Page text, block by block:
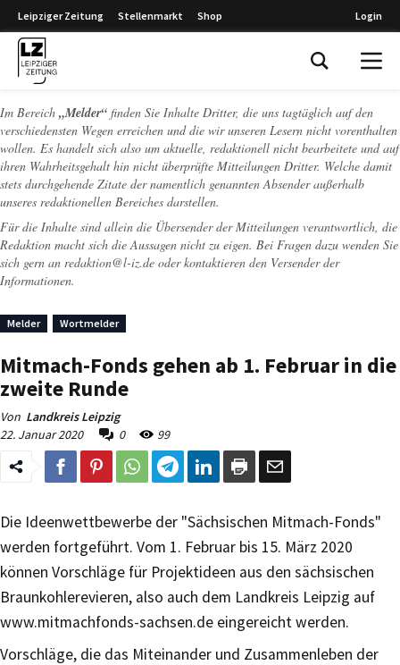
Leipziger Zeitung Stellenmarkt Shop Login
Im Bereich „Melder“ finden Sie Inhalte Dritter, die uns tagtäglich auf den
verschiedensten Wegen erreichen und die wir unseren Lesern nicht vorenthalten
wollen. Es handelt sich also um aktuelle, redaktionell nicht bearbeitete und auf
ihren Wahrheitsgehalt hin nicht überprüfte Mitteilungen Dritter. Welche damit
stets durchgehende Zitate der namentlich genannten Absender außerhalb
unseres redaktionellen Bereiches darstellen.
Für die Inhalte sind allein die Übersender der Mitteilungen verantwortlich, die
Redaktion macht sich die Aussagen nicht zu eigen. Bei Fragen dazu wenden Sie
sich gern an redaktion@l-iz.de oder kontaktieren den Versender der
Informationen.
Melder Wortmelder
Mitmach-Fonds gehen ab 1. Februar in die
zweite Runde
Von Landkreis Leipzig
22. Januar 2020
0 99
Die Ideenwettbewerbe der "Sächsischen Mitmach-Fonds"
werden fortgeführt. Vom 1. Februar bis 15. März 2020
können Vorschläge für Projektideen aus den sächsischen
Braunkohlerevieren, also auch dem Landkreis Leipzig auf
www.mitmachfonds-sachsen.de eingereicht werden.
Vorschläge, die das Miteinander und Zusammenleben der